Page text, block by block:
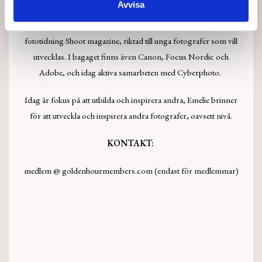
Avvisa
Mellan 2011-2012 var Emelie chefredaktör för sin egen
fototidning Shoot magazine, riktad till unga fotografer som vill
utvecklas. I bagaget finns även Canon, Focus Nordic och
Adobe, och idag aktiva samarbeten med Cyberphoto.
Idag är fokus på att utbilda och inspirera andra, Emelie brinner
för att utveckla och inspirera andra fotografer, oavsett nivå.
KONTAKT:
medlem @ goldenhourmembers.com (endast för medlemmar)